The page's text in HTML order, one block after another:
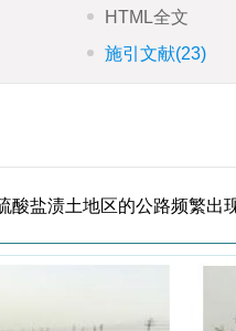
HTML全文
施引文献(23)
酸盐渍土地区的公路频繁出